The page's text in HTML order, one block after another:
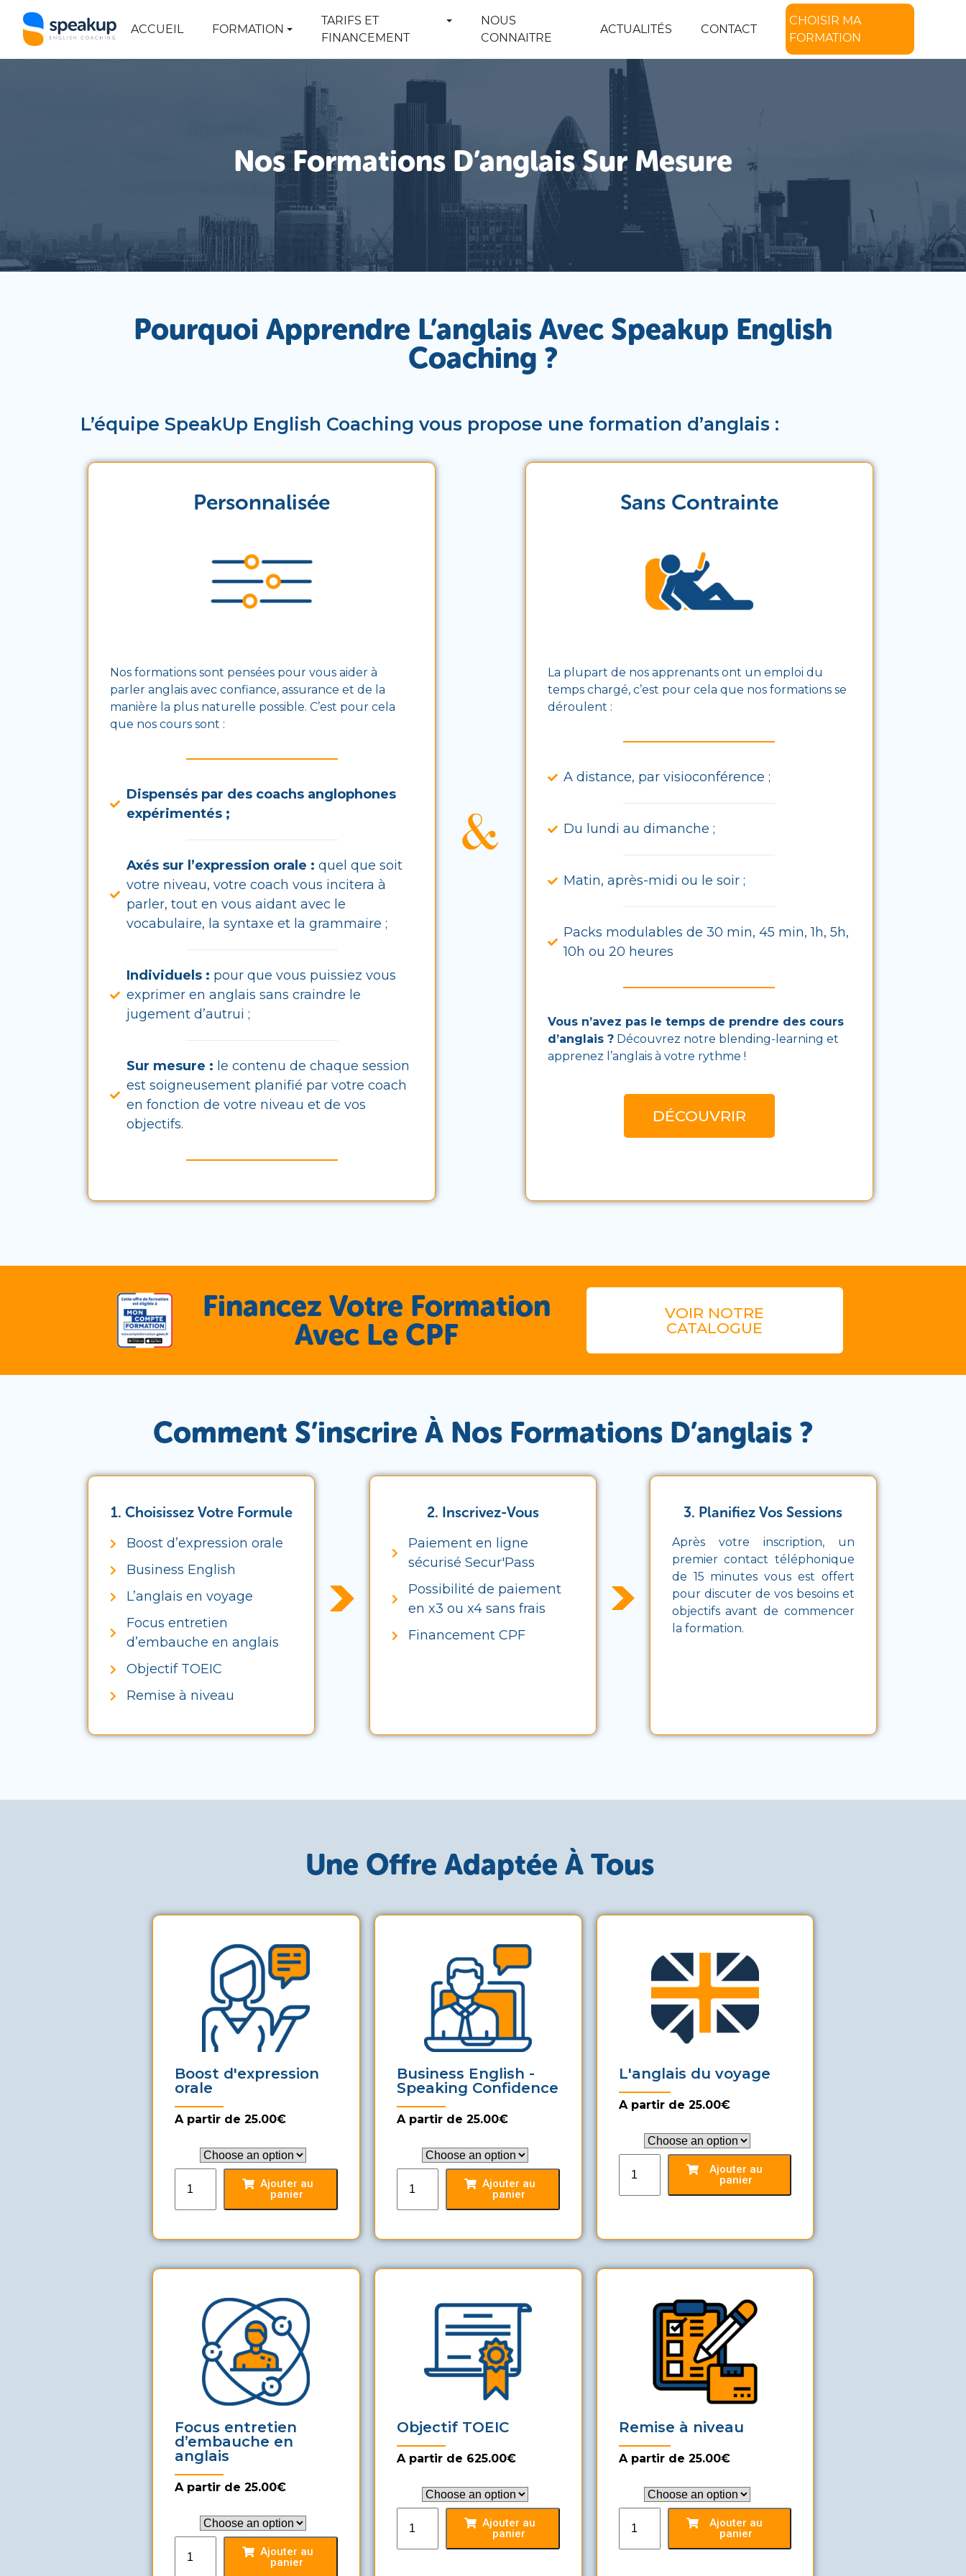
ACCUEIL FORMATION
TARIFS ET
FINANCEMENT
NOUS
CONNAITRE
ACTUALITÉS CONTACT
CHOISIR MA
FORMATION
Nos Formations D’anglais Sur Mesure
Pourquoi Apprendre L’anglais Avec Speakup English
Coaching ?
L’équipe SpeakUp English Coaching vous propose une formation d’anglais :
Personnalisée
Nos formations sont pensées pour vous aider à
parler anglais avec confiance, assurance et de la
manière la plus naturelle possible. C’est pour cela
que nos cours sont :
Dispensés par des coachs anglophones
expérimentés ;
Axés sur l’expression orale : quel que soit
votre niveau, votre coach vous incitera à
parler, tout en vous aidant avec le
vocabulaire, la syntaxe et la grammaire ;
Individuels : pour que vous puissiez vous
exprimer en anglais sans craindre le
jugement d’autrui ;
Sur mesure : le contenu de chaque session
est soigneusement planifié par votre coach
en fonction de votre niveau et de vos
objectifs.
Sans Contrainte
La plupart de nos apprenants ont un emploi du
temps chargé, c’est pour cela que nos formations se
déroulent :
A distance, par visioconférence ;
Du lundi au dimanche ;
Matin, après-midi ou le soir ;
Packs modulables de 30 min, 45 min, 1h, 5h,
10h ou 20 heures
Vous n’avez pas le temps de prendre des cours
d’anglais ?Découvrez notre blending-learning et
apprenez l’anglais à votre rythme !
DÉCOUVRIR
Financez Votre Formation
Avec Le CPF
VOIR NOTRE
CATALOGUE
Comment S’inscrire À Nos Formations D’anglais ?
1. Choisissez Votre Formule
Boost d’expression orale
Business English
L’anglais en voyage
Focus entretien
d’embauche en anglais
Objectif TOEIC
Remise à niveau
2. Inscrivez-Vous
Paiement en ligne
sécurisé Secur'Pass
Possibilité de paiement
en x3 ou x4 sans frais
Financement CPF
3. Planifiez Vos Sessions
Après votre inscription, un
premier contact téléphonique
de 15 minutes vous est offert
pour discuter de vos besoins et
objectifs avant de commencer
la formation.
Une Offre Adaptée À Tous
Boost d'expression
orale
A partir de 25.00€
Ajouter au
panier
Business English -
Speaking Confidence
A partir de 25.00€
Ajouter au
panier
L'anglais du voyage
A partir de 25.00€
Ajouter au
panier
Focus entretien
d’embauche en
anglais
A partir de 25.00€
Ajouter au
panier
Objectif TOEIC
A partir de 625.00€
Ajouter au
panier
Remise à niveau
A partir de 25.00€
Ajouter au
panier